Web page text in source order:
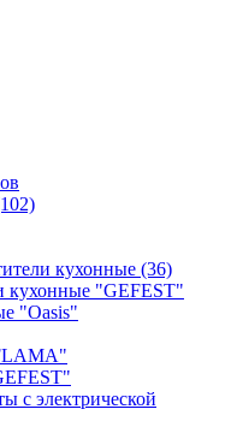
кухонные (36)
кухонные "GEFEST"
"Oasis"
с электрической